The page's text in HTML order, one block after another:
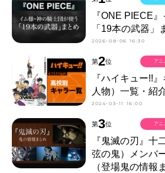
『ONE PIECE
「19本の武器」
2026-08-06 16:30
第2位
『ハイキュー!!
人物）一覧・紹
2024-03-11 16:00
アニ
第3位
『鬼滅の刃』十
弦の鬼）メンバ
（登場鬼の情報
アニ